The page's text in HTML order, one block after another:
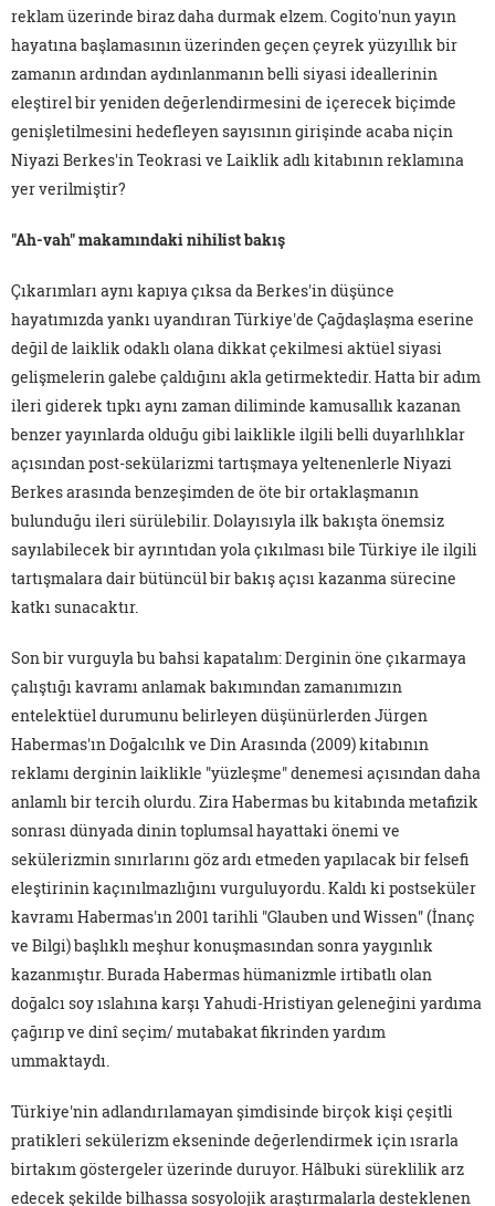
reklam üzerinde biraz daha durmak elzem. Cogito'nun yayın
hayatına başlamasının üzerinden geçen çeyrek yüzyıllık bir
zamanın ardından aydınlanmanın belli siyasi ideallerinin
eleştirel bir yeniden değerlendirmesini de içerecek biçimde
genişletilmesini hedefleyen sayısının girişinde acaba niçin
Niyazi Berkes'in Teokrasi ve Laiklik adlı kitabının reklamına
yer verilmiştir?
"Ah-vah" makamındaki nihilist bakış
Çıkarımları aynı kapıya çıksa da Berkes'in düşünce
hayatımızda yankı uyandıran Türkiye'de Çağdaşlaşma eserine
değil de laiklik odaklı olana dikkat çekilmesi aktüel siyasi
gelişmelerin galebe çaldığını akla getirmektedir. Hatta bir adım
ileri giderek tıpkı aynı zaman diliminde kamusallık kazanan
benzer yayınlarda olduğu gibi laiklikle ilgili belli duyarlılıklar
açısından post-sekülarizmi tartışmaya yeltenenlerle Niyazi
Berkes arasında benzeşimden de öte bir ortaklaşmanın
bulunduğu ileri sürülebilir. Dolayısıyla ilk bakışta önemsiz
sayılabilecek bir ayrıntıdan yola çıkılması bile Türkiye ile ilgili
tartışmalara dair bütüncül bir bakış açısı kazanma sürecine
katkı sunacaktır.
Son bir vurguyla bu bahsi kapatalım: Derginin öne çıkarmaya
çalıştığı kavramı anlamak bakımından zamanımızın
entelektüel durumunu belirleyen düşünürlerden Jürgen
Habermas'ın Doğalcılık ve Din Arasında (2009) kitabının
reklamı derginin laiklikle "yüzleşme" denemesi açısından daha
anlamlı bir tercih olurdu. Zira Habermas bu kitabında metafizik
sonrası dünyada dinin toplumsal hayattaki önemi ve
sekülerizmin sınırlarını göz ardı etmeden yapılacak bir felsefi
eleştirinin kaçınılmazlığını vurguluyordu. Kaldı ki postseküler
kavramı Habermas'ın 2001 tarihli "Glauben und Wissen" (İnanç
ve Bilgi) başlıklı meşhur konuşmasından sonra yaygınlık
kazanmıştır. Burada Habermas hümanizmle irtibatlı olan
doğalcı soy ıslahına karşı Yahudi-Hristiyan geleneğini yardıma
çağırıp ve dinî seçim/ mutabakat fikrinden yardım
ummaktaydı.
Türkiye'nin adlandırılamayan şimdisinde birçok kişi çeşitli
pratikleri sekülerizm ekseninde değerlendirmek için ısrarla
birtakım göstergeler üzerinde duruyor. Hâlbuki süreklilik arz
edecek şekilde bilhassa sosyolojik araştırmalarla desteklenen